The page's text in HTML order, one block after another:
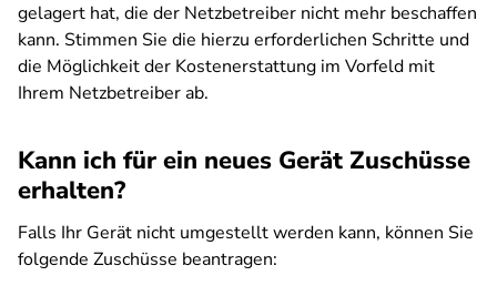
gelagert hat, die der Netzbetreiber nicht mehr beschaffen
kann. Stimmen Sie die hierzu erforderlichen Schritte und
die Möglichkeit der Kostenerstattung im Vorfeld mit
Ihrem Netzbetreiber ab.
Kann ich für ein neues Gerät Zuschüsse
erhalten?
Falls Ihr Gerät nicht umgestellt werden kann, können Sie
folgende Zuschüsse beantragen: